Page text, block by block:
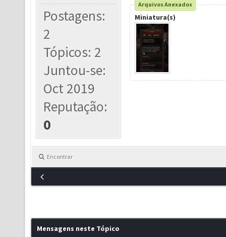
Postagens:
2
Tópicos: 2
Juntou-se:
Oct 2019
Reputação:
0
Arquivos Anexados
Miniatura(s)
Encontrar
Mensagens neste Tópico